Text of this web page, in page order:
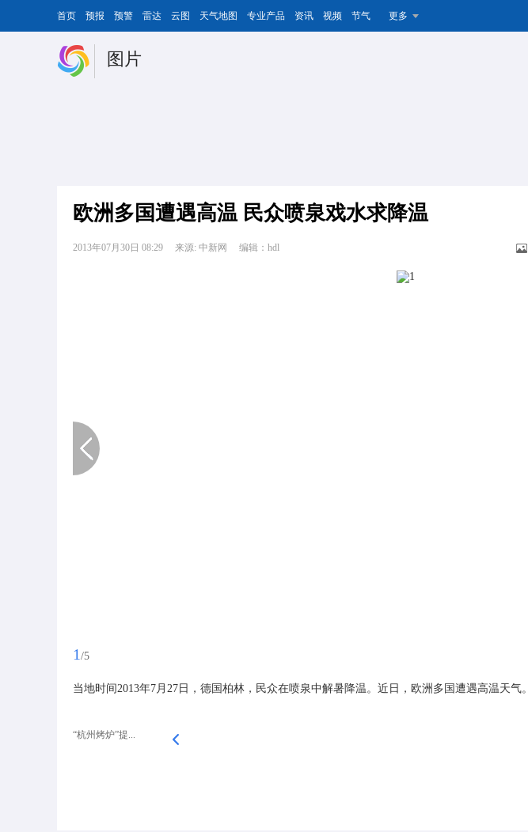
首页 预报 预警 雷达 云图 天气地图 专业产品 资讯 视频 节气 更多
图片
欧洲多国遭遇高温 民众喷泉戏水求降温
2013年07月30日 08:29 来源: 中新网 编辑：hdl
1 /5
当地时间2013年7月27日，德国柏林，民众在喷泉中解暑降温。近日，欧洲多国遭遇高温天气。
“杭州烤炉”提...